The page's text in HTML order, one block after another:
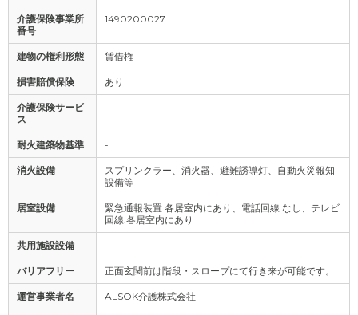
介護保険事業所
番号
1490200027
建物の権利形態 賃借権
損害賠償保険 あり
介護保険サービ
ス
-
耐火建築物基準 -
消火設備
スプリンクラー、消火器、避難誘導灯、自動火災報知
設備等
居室設備
緊急通報装置:各居室内にあり、電話回線:なし、テレビ
回線:各居室内にあり
共用施設設備 -
バリアフリー 正面玄関前は階段・スロープにて行き来が可能です。
運営事業者名 ALSOK介護株式会社